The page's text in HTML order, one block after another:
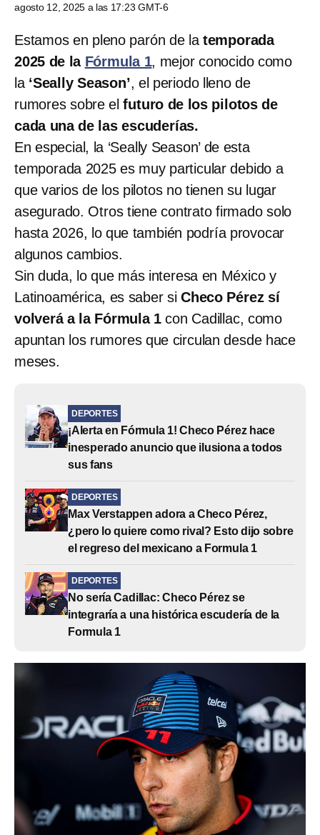
agosto 12, 2025 a las 17:23 GMT-6
Estamos en pleno parón de la temporada
2025 de la Fórmula 1, mejor conocido como
la ‘Seally Season’, el periodo lleno de
rumores sobre elfuturo de los pilotos de
cada una de las escuderías.
En especial, la ‘Seally Season’ de esta
temporada 2025 es muy particular debido a
que varios de los pilotos no tienen su lugar
asegurado. Otros tiene contrato firmado solo
hasta 2026, lo que también podría provocar
algunos cambios.
Sin duda, lo que más interesa en México y
Latinoamérica, es saber siCheco Pérez sí
volverá a la Fórmula 1 con Cadillac, como
apuntan los rumores que circulan desde hace
meses.
DEPORTES
¡Alerta en Fórmula 1! Checo Pérez hace
inesperado anuncio que ilusiona a todos
sus fans
DEPORTES
Max Verstappen adora a Checo Pérez,
¿pero lo quiere como rival? Esto dijo sobre
el regreso del mexicano a Formula 1
DEPORTES
No sería Cadillac: Checo Pérez se
integraría a una histórica escudería de la
Formula 1